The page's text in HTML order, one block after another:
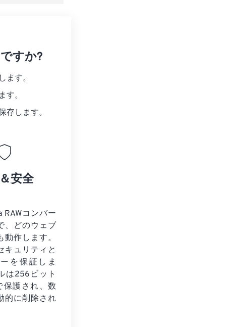
すか?
す。
す。
存します。
安全
RAWコンバー
、どのウェブ
作します。
キュリティと
を保証しま
は256ビット
保護され、数
的に削除され